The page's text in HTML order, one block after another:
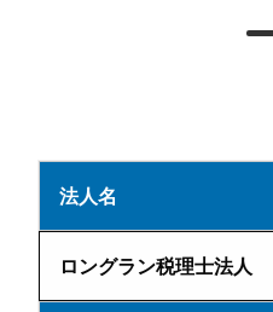
法人名
ロングラン税理士法人